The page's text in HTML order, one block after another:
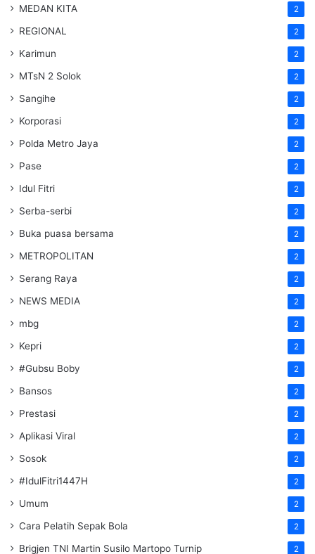
MEDAN KITA 2
REGIONAL 2
Karimun 2
MTsN 2 Solok 2
Sangihe 2
Korporasi 2
Polda Metro Jaya 2
Pase 2
Idul Fitri 2
Serba-serbi 2
Buka puasa bersama 2
METROPOLITAN 2
Serang Raya 2
NEWS MEDIA 2
mbg 2
Kepri 2
#Gubsu Boby 2
Bansos 2
Prestasi 2
Aplikasi Viral 2
Sosok 2
#IdulFitri1447H 2
Umum 2
Cara Pelatih Sepak Bola 2
Brigjen TNI Martin Susilo Martopo Turnip 2